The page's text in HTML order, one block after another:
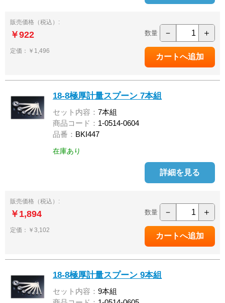
販売価格（税込）:
￥922
定価：￥1,496
数量 － ＋
18-8極厚計量スプーン 7本組
セット内容： 7本組
商品コード： 1-0514-0604
品番： BKI447
在庫あり
詳細を見る
販売価格（税込）:
￥1,894
定価：￥3,102
数量 － ＋
18-8極厚計量スプーン 9本組
セット内容： 9本組